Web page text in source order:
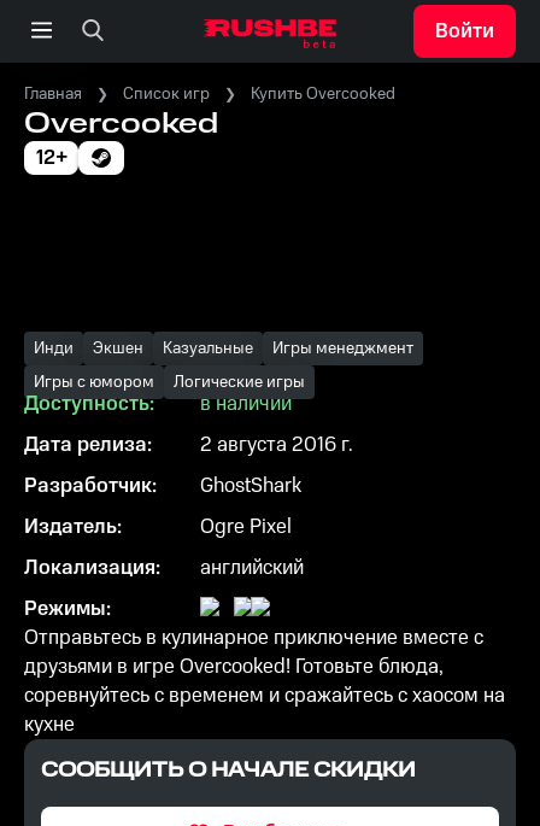
Войти
Главная Список игр Купить Overcooked
Overcooked
12+
Инди Экшен Казуальные
Игры менеджмент
Игры с юмором
Логические игры
Доступность:
в наличии
Дата релиза:
2 августа 2016 г.
Разработчик:
GhostShark
Издатель:
Ogre Pixel
Локализация:
английский
Режимы:
Отправьтесь в кулинарное приключение вместе с
друзьями в игре Overcooked! Готовьте блюда,
соревнуйтесь с временем и сражайтесь с хаосом на
кухне
СООБЩИТЬ О НАЧАЛЕ СКИДКИ